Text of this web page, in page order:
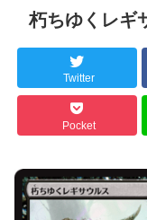
朽ちゆくレギ
Twitter
Pocket